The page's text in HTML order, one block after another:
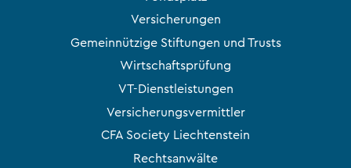
Versicherungen
Gemeinnützige Stiftungen und Trusts
Wirtschaftsprüfung
VT-Dienstleistungen
Versicherungsvermittler
CFA Society Liechtenstein
Rechtsanwälte